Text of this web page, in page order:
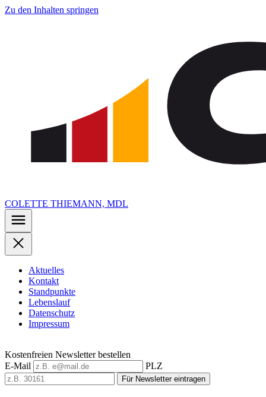
Zu den Inhalten springen
COLETTE THIEMANN, MDL
Aktuelles
Kontakt
Standpunkte
Lebenslauf
Datenschutz
Impressum
Kostenfreien Newsletter bestellen
E-Mail
PLZ
Für Newsletter eintragen